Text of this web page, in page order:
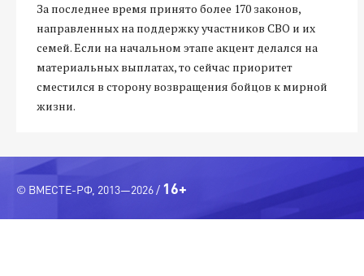
За последнее время принято более 170 законов,
направленных на поддержку участников СВО и их
семей. Если на начальном этапе акцент делался на
материальных выплатах, то сейчас приоритет
сместился в сторону возвращения бойцов к мирной
жизни.
© ВМЕСТЕ-РФ, 2013—2026 / 16+